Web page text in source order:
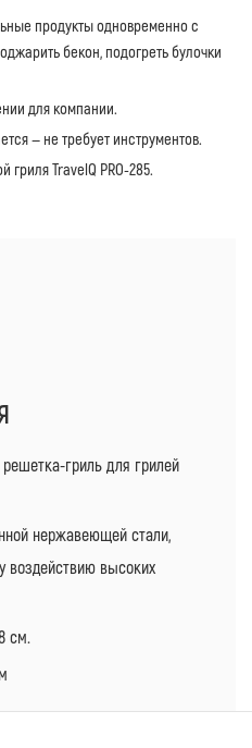
продукты одновременно с
бекон, подогреть булочки
для компании.
— не требует инструментов.
TravelQ PRO-285.
гриль для грилей
нержавеющей стали,
воздействию высоких
см.